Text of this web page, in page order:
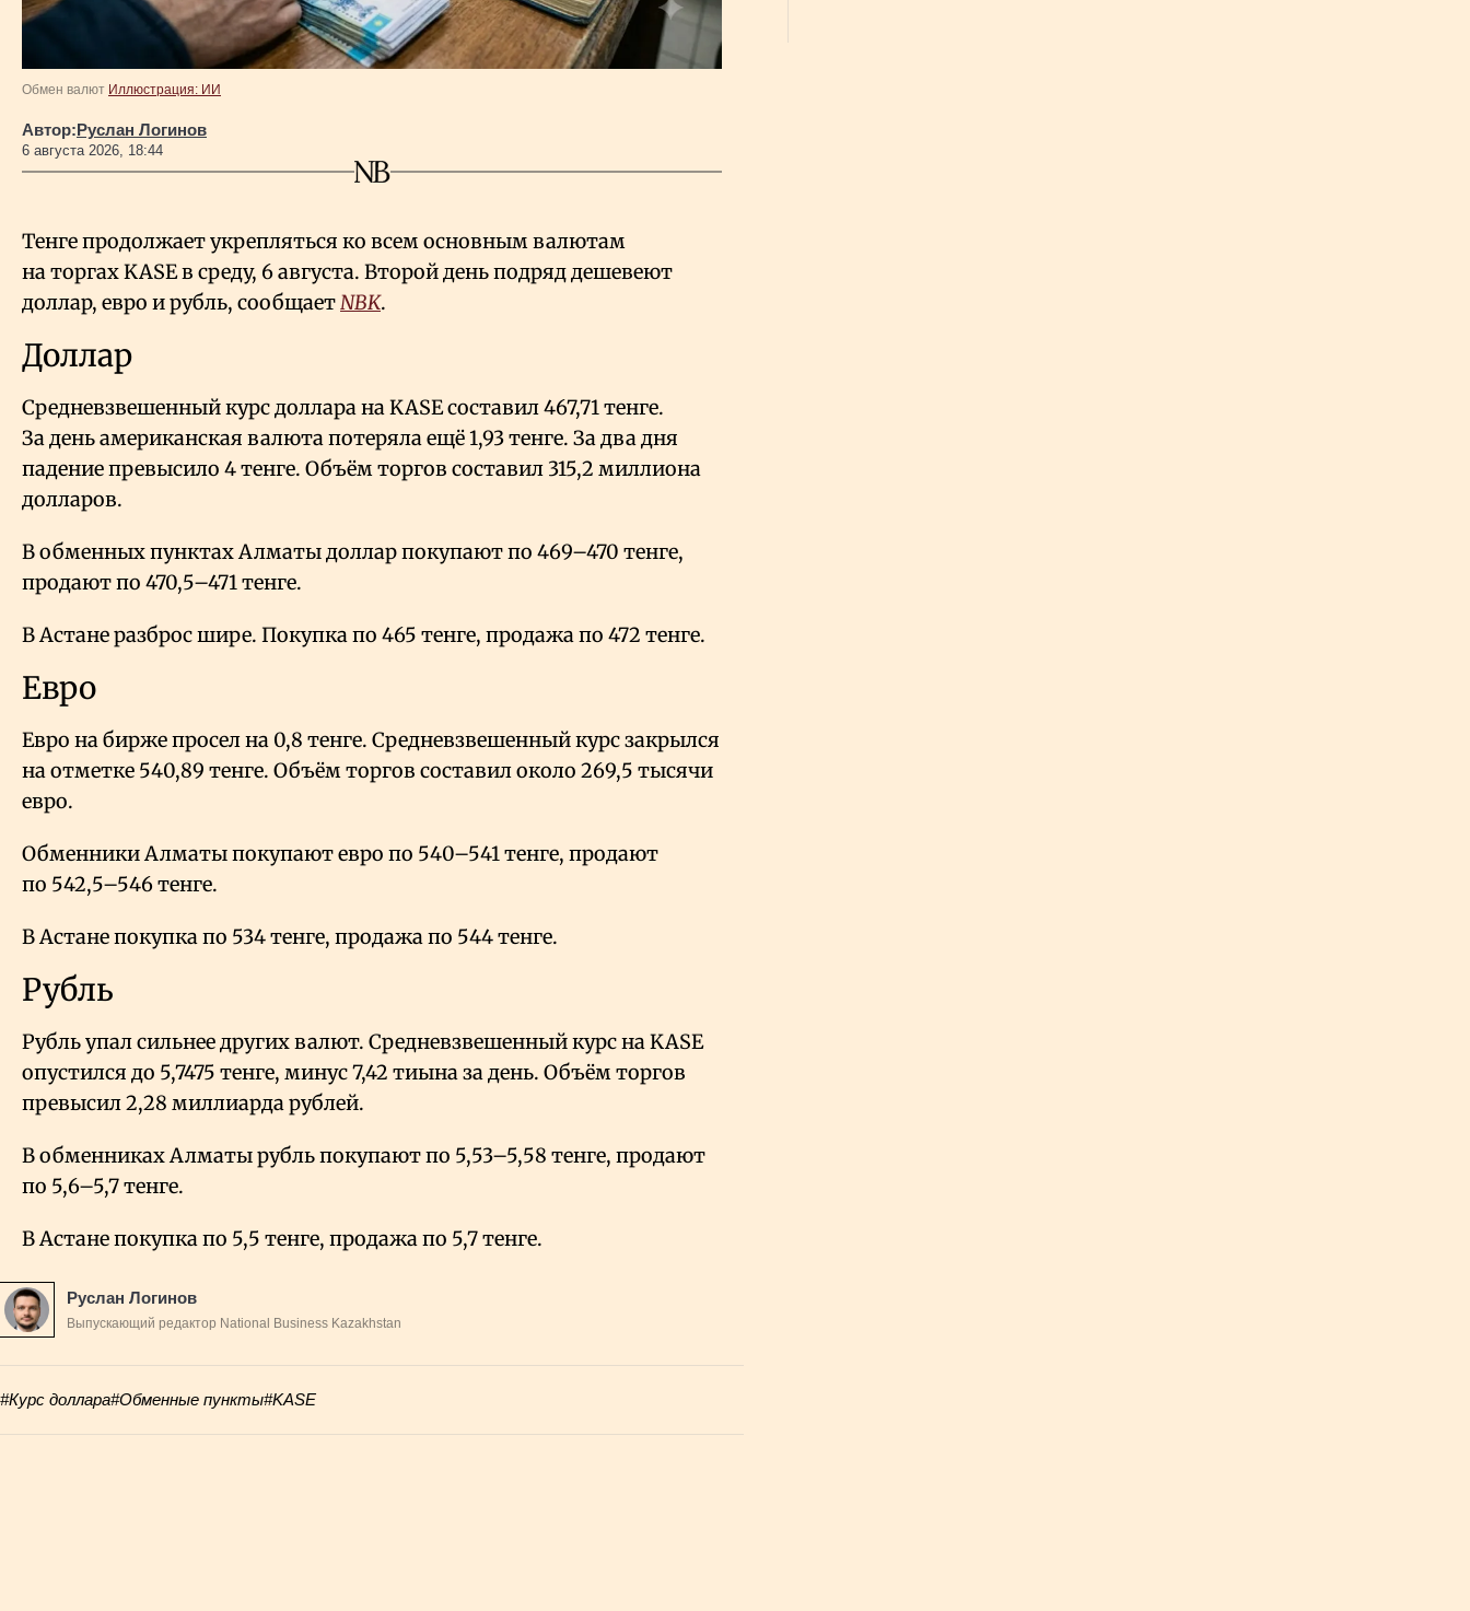
Обмен валют Иллюстрация: ИИ
Автор:Руслан Логинов
6 августа 2026, 18:44
Тенге продолжает укрепляться ко всем основным валютам
на торгах KASE в среду, 6 августа. Второй день подряд дешевеют
доллар, евро и рубль, сообщаетNBK.
Доллар
Средневзвешенный курс доллара на KASE составил 467,71 тенге.
За день американская валюта потеряла ещё 1,93 тенге. За два дня
падение превысило 4 тенге. Объём торгов составил 315,2 миллиона
долларов.
В обменных пунктах Алматы доллар покупают по 469–470 тенге,
продают по 470,5–471 тенге.
В Астане разброс шире. Покупка по 465 тенге, продажа по 472 тенге.
Евро
Евро на бирже просел на 0,8 тенге. Средневзвешенный курс закрылся
на отметке 540,89 тенге. Объём торгов составил около 269,5 тысячи
евро.
Обменники Алматы покупают евро по 540–541 тенге, продают
по 542,5–546 тенге.
В Астане покупка по 534 тенге, продажа по 544 тенге.
Рубль
Рубль упал сильнее других валют. Средневзвешенный курс на KASE
опустился до 5,7475 тенге, минус 7,42 тиына за день. Объём торгов
превысил 2,28 миллиарда рублей.
В обменниках Алматы рубль покупают по 5,53–5,58 тенге, продают
по 5,6–5,7 тенге.
В Астане покупка по 5,5 тенге, продажа по 5,7 тенге.
Руслан Логинов
Выпускающий редактор National Business Kazakhstan
#Курс доллара#Обменные пункты#KASE